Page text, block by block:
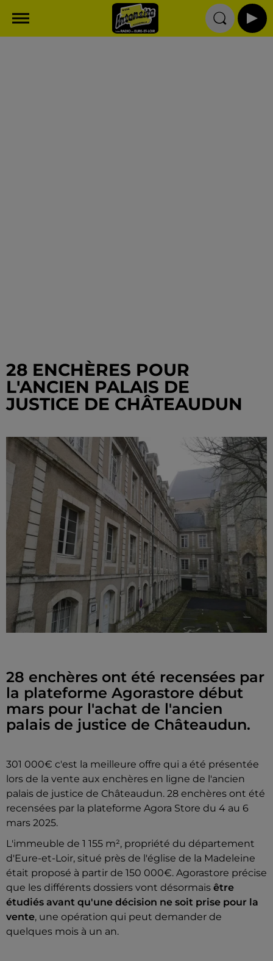
28 ENCHÈRES POUR
L'ANCIEN PALAIS DE
JUSTICE DE CHÂTEAUDUN
28 enchères ont été recensées par
la plateforme Agorastore début
mars pour l'achat de l'ancien
palais de justice de Châteaudun.
301 000€ c'est la meilleure offre qui a été présentée
lors de la vente aux enchères en ligne de l'ancien
palais de justice de Châteaudun. 28 enchères ont été
recensées par la plateforme Agora Store du 4 au 6
mars 2025.
L'immeuble de 1 155 m², propriété du département
d'Eure-et-Loir, situé près de l'église de la Madeleine
était proposé à partir de 150 000€. Agorastore précise
que les différents dossiers vont désormais être
étudiés avant qu'une décision ne soit prise pour la
vente, une opération qui peut demander de
quelques mois à un an.